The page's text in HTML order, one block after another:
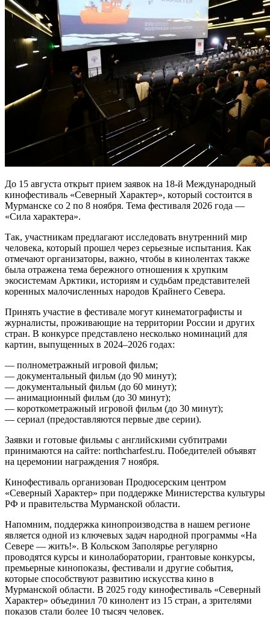
До 15 августа открыт прием заявок на 18-й Международный
кинофестиваль «Северный Характер», который состоится в
Мурманске со 2 по 8 ноября. Тема фестиваля 2026 года —
«Сила характера».
Так, участникам предлагают исследовать внутренний мир
человека, который прошел через серьезные испытания. Как
отмечают организаторы, важно, чтобы в кинолентах также
была отражена тема бережного отношения к хрупким
экосистемам Арктики, историям и судьбам представителей
коренных малочисленных народов Крайнего Севера.
Принять участие в фестивале могут кинематографисты и
журналисты, проживающие на территории России и других
стран. В конкурсе представлено несколько номинаций для
картин, выпущенных в 2024–2026 годах:
— полнометражный игровой фильм;
— документальный фильм (до 90 минут);
— документальный фильм (до 60 минут);
— анимационный фильм (до 30 минут);
— короткометражный игровой фильм (до 30 минут);
— сериал (предоставляются первые две серии).
Заявки и готовые фильмы с английскими субтитрами
принимаются на сайте: northcharfest.ru. Победителей объявят
на церемонии награждения 7 ноября.
Кинофестиваль организован Продюсерским центром
«Северный Характер» при поддержке Министерства культуры
РФ и правительства Мурманской области.
Напомним, поддержка кинопроизводства в нашем регионе
является одной из ключевых задач народной программы «На
Севере — жить!». В Кольском Заполярье регулярно
проводятся курсы и кинолаборатории, грантовые конкурсы,
премьерные кинопоказы, фестивали и другие события,
которые способствуют развитию искусства кино в
Мурманской области. В 2025 году кинофестиваль «Северный
Характер» объединил 70 кинолент из 15 стран, а зрителями
показов стали более 10 тысяч человек.